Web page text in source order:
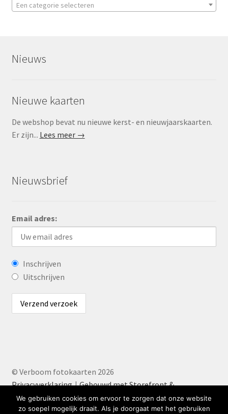
Een categorie selecteren
Nieuws
Nieuwe kaarten
De webshop bevat nu nieuwe kerst- en nieuwjaarskaarten.
Er zijn... Lees meer →
Nieuwsbrief
Email adres:
Inschrijven
Uitschrijven
© Verboom fotokaarten 2026
Privacyverklaring
Gebouwd met Storefront &
WooCommerce.
We gebruiken cookies om ervoor te zorgen dat onze website
zo soepel mogelijk draait. Als je doorgaat met het gebruiken